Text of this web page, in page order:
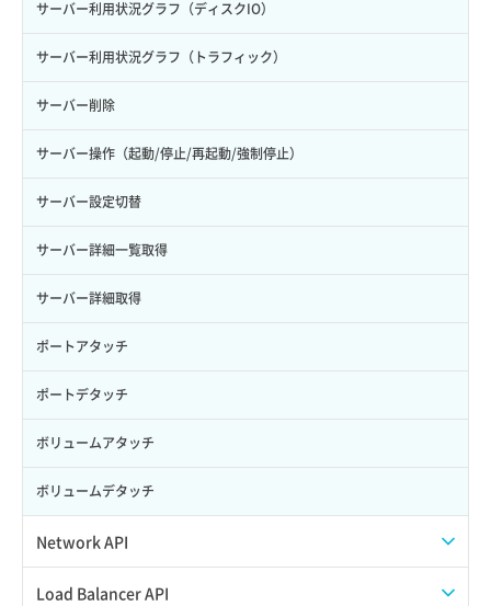
サーバー利用状況グラフ（ディスクIO）
サーバー利用状況グラフ（トラフィック）
サーバー削除
サーバー操作（起動/停止/再起動/強制停止）
サーバー設定切替
サーバー詳細一覧取得
サーバー詳細取得
ポートアタッチ
ポートデタッチ
ボリュームアタッチ
ボリュームデタッチ
Network API
QoSポリシー一覧取得
Load Balancer API